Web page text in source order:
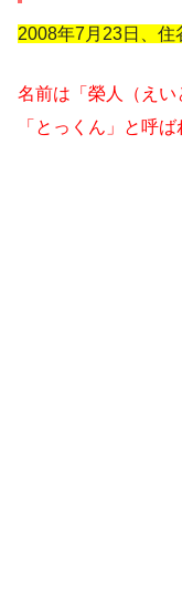
2008年7月23日、住
名前は「榮人（え
「とっくん」と呼